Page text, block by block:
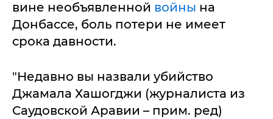
вине необъявленной войны на
Донбассе, боль потери не имеет
срока давности.
"Недавно вы назвали убийство
Джамала Хашогджи (журналиста из
Саудовской Аравии – прим. ред)